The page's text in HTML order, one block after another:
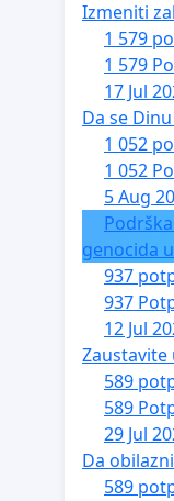
Izmeniti
1 579
1 579
17 Jul
Da se
1 052
1 052
5 Aug
genocida
937
937
12 Jul
589
589
29 Jul
Da
589